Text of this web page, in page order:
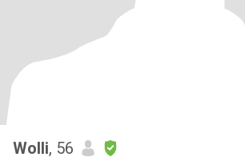
Wolli, 56